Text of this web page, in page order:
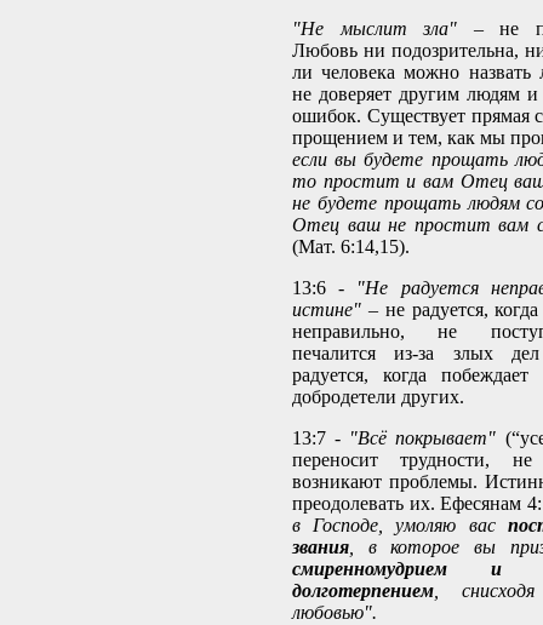
"Не мыслит зла" – не
Любовь ни подозрительна,
ли человека можно
не доверяет другим людям
ошибок. Существует прямая
прощением и тем, как мы
если вы будете прощать
то простит и вам Отец
не будете прощать людям
Отец ваш не простит вам
(Мат. 6:14,15).
13:6 - "Не радуется
истине" – не радуется,
неправильно, не
печалится из-за злых
радуется, когда побеждает
добродетели других.
13:7 - "Всё покрывает"
переносит трудности, не
возникают проблемы.
преодолевать их. Ефесянам
в Господе, умоляю вас
звания , в которое вы
смиренномудрием
долготерпением ,
любовью".